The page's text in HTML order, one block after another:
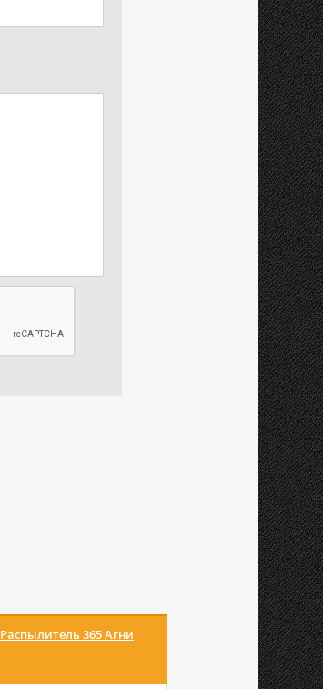
Распылитель 365 Агни
Курок сварочной
PRO (MS) UB2516/OR